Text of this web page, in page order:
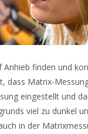
finden und
dass Matrix-
eingestellt und
viel zu dunkel
in der